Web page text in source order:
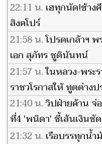
22:11 น. เฮทุกนัด!ช้าง
สิงคโปร์
21:58 น.โปรดเกล้าฯ
เอก สุภัทร ชูตินันทน์
21:57 น.ในหลวง-พระ
ราชวโรกาสให้ ทูตต่างป
21:40 น.วิปฝ่ายค้าน จ่
ที่4 'พนิดา' ชี้เส้นเงินชั
พรรคการเมือง
21:32 น. เรือบรรทุกน้ำ